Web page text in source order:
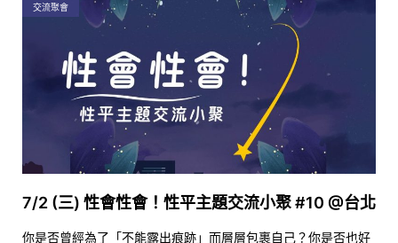
交流聚會
7/2 (三) 性會性會！性平主題交流小聚 #10 @台北
你是否曾經為了「不能露出痕跡」而層層包裹自己？你是否也好